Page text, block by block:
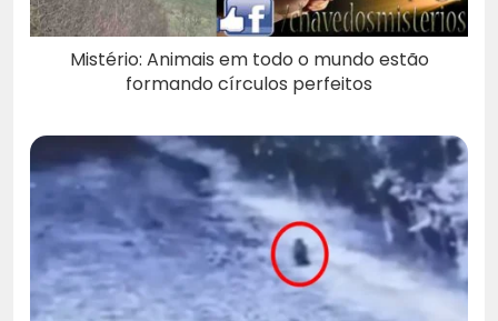
Mistério: Animais em todo o mundo estão
formando círculos perfeitos